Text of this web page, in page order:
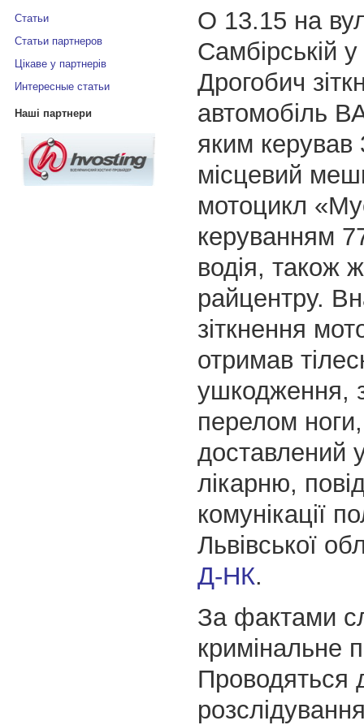
Статьи
Статьи партнеров
Цікаве у партнерів
Интересные статьи
Наші партнери
О 13.15 на
Самбірській у
Дрогобич
автомобіль
яким керував
місцевий
мотоцикл
керуванням
водія, також
райцентру.
зіткнення
отримав
ушкодження,
перелом
доставлений
лікарню,
комунікації
Львівської
Д-НК.
За фактами
кримінальне
Проводяться